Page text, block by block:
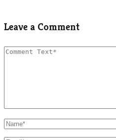
Leave a Comment